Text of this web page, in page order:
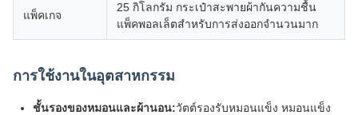
แพ็คเกจ
25 กิโลกรัม กระเป๋าสะพายผ้ากันความชื้น
แพ็คพอลเล็ตสําหรับการส่งออกจํานวนมาก
การใช้งานในอุตสาหกรรม
ชั้นรองของหมอนและผ้านอน:วัตต์รองรับหมอนแข็ง หมอนแข็ง